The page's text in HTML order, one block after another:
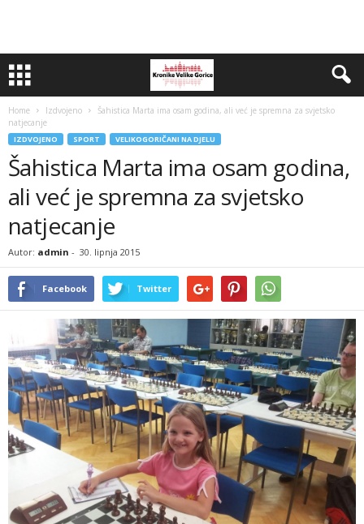
Home Izdvojeno
Šahistica Marta ima osam godina, ali već je spremna za svjetsko
natjecanje
IZDVOJENO SPORT VELIKOGORIČANI NA DJELU
Šahistica Marta ima osam godina,
ali već je spremna za svjetsko
natjecanje
Autor: admin - 30. lipnja 2015
Facebook Twitter